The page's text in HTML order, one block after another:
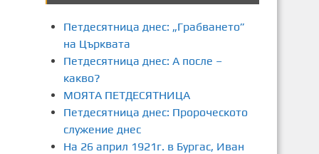
Петдесятница днес: „Грабването”
на Църквата
Петдесятница днес: А после –
какво?
МОЯТА ПЕТДЕСЯТНИЦА
Петдесятница днес: Пророческото
служение днес
На 26 април 1921г. в Бургас, Иван